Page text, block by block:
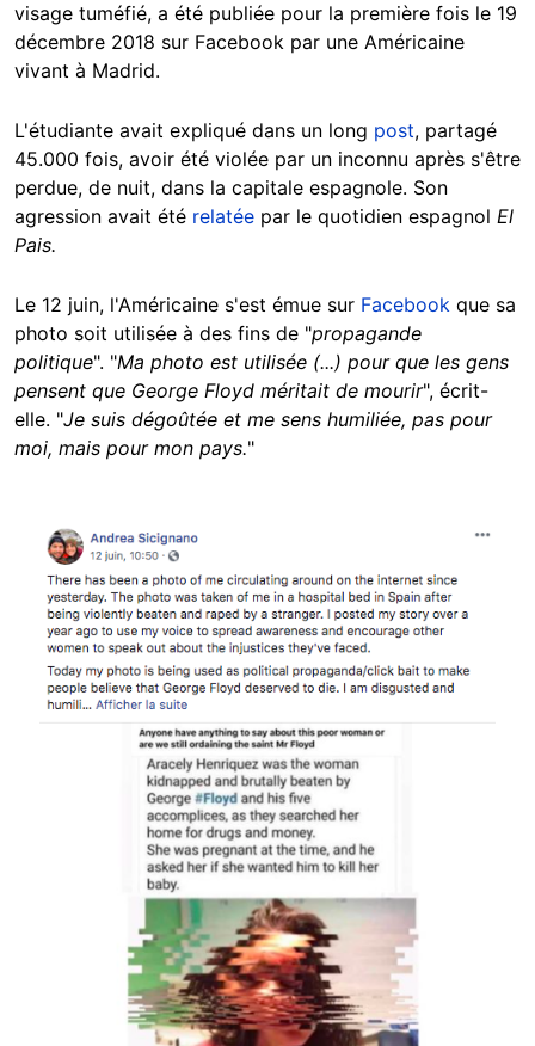
visage tuméfié, a été publiée pour la première fois le 19
décembre 2018 sur Facebook par une Américaine
vivant à Madrid.
L'étudiante avait expliqué dans un long post, partagé
45.000 fois, avoir été violée par un inconnu après s'être
perdue, de nuit, dans la capitale espagnole. Son
agression avait été relatée par le quotidien espagnol El
Pais.
Le 12 juin, l'Américaine s'est émue sur Facebook que sa
photo soit utilisée à des fins de "propagande
politique". "Ma photo est utilisée (...) pour que les gens
pensent que George Floyd méritait de mourir", écrit-
elle. "Je suis dégoûtée et me sens humiliée, pas pour
moi, mais pour mon pays."
Image